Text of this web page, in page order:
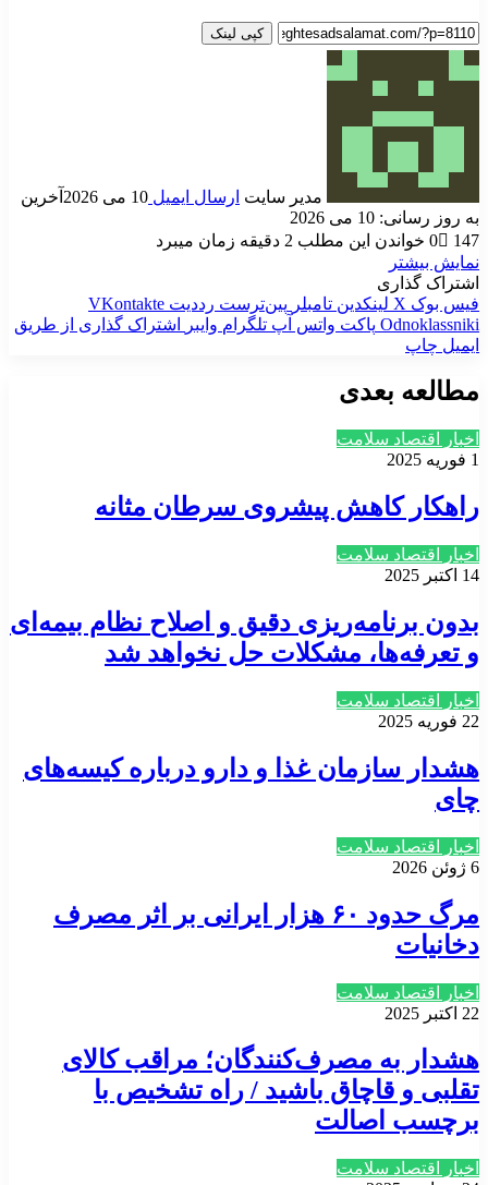
کپی لینک
مدیر سایت ارسال ایمیل 10 می 2026
آخرین
به روز رسانی: 10 می 2026
0
147
خواندن این مطلب 2 دقیقه زمان میبرد
نمایش بیشتر
اشتراک گذاری
فیس بوک X لینکدین ‫تامبلر ‫پین‌ترست ‫رددیت ‫VKontakte
‫Odnoklassniki پاکت واتس آپ تلگرام وایبر
اشتراک گذاری از طریق
ایمیل چاپ
مطالعه بعدی
اخبار اقتصاد سلامت
1 فوریه 2025
راهکار کاهش پیشروی سرطان مثانه
اخبار اقتصاد سلامت
14 اکتبر 2025
بدون برنامه‌ریزی دقیق و اصلاح نظام بیمه‌ای
و تعرفه‌ها، مشکلات حل نخواهد شد
اخبار اقتصاد سلامت
22 فوریه 2025
هشدار سازمان غذا و دارو درباره کیسه‌های
چای
اخبار اقتصاد سلامت
6 ژوئن 2026
مرگ حدود ۶۰ هزار ایرانی بر اثر مصرف
دخانیات
اخبار اقتصاد سلامت
22 اکتبر 2025
هشدار به مصرف‌کنندگان؛ مراقب کالای
تقلبی و قاچاق باشید / راه تشخیص با
برچسب اصالت
اخبار اقتصاد سلامت